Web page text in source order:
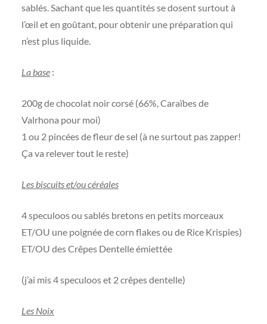
sablés. Sachant que les quantités se dosent surtout à
l’œil et en goûtant, pour obtenir une préparation qui
n’est plus liquide.
La base:
200g de chocolat noir corsé (66%, Caraïbes de
Valrhona pour moi)
1 ou 2 pincées de fleur de sel (à ne surtout pas zapper!
Ça va relever tout le reste)
Les biscuits et/ou céréales
4 speculoos ou sablés bretons en petits morceaux
ET/OU une poignée de corn flakes ou de Rice Krispies)
ET/OU des Crêpes Dentelle émiettée
(j’ai mis 4 speculoos et 2 crêpes dentelle)
Les Noix